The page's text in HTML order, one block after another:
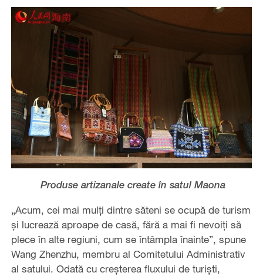
Produse artizanale create în satul Maona
„Acum, cei mai mulți dintre săteni se ocupă de turism
și lucrează aproape de casă, fără a mai fi nevoiți să
plece în alte regiuni, cum se întâmpla înainte”, spune
Wang Zhenzhu, membru al Comitetului Administrativ
al satului. Odată cu creșterea fluxului de turiști,